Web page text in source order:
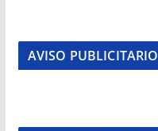
AVISO PUBLICITARIO